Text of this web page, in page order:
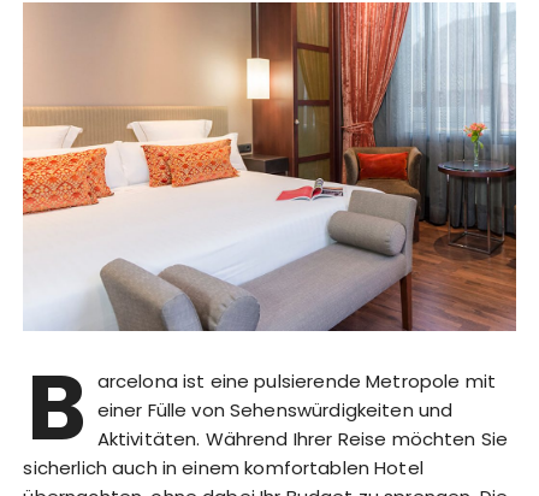
B arcelona ist eine pulsierende Metropole mit
einer Fülle von Sehenswürdigkeiten und
Aktivitäten. Während Ihrer Reise möchten Sie
sicherlich auch in einem komfortablen Hotel